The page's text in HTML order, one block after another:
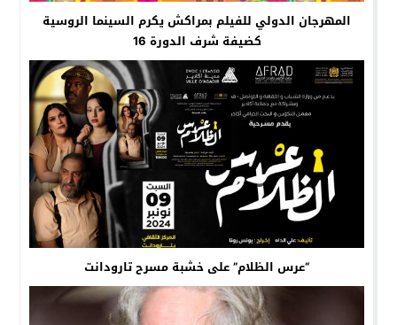
المهرجان الدولي للفيلم بمراكش يكرم السينما الروسية
كضيفة شرف الدورة 16
“عرس الظلام” على خشبة مسرح تارودانت